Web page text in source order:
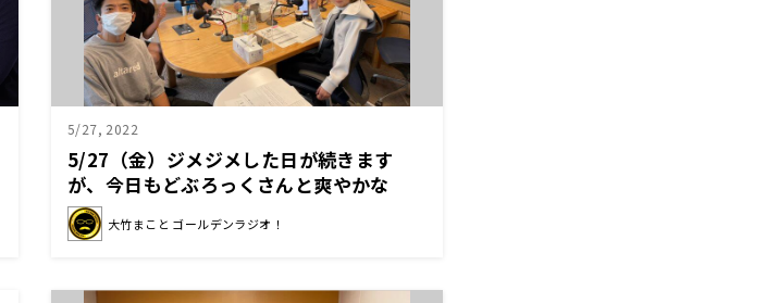
5/27, 2022
5/27（金）ジメジメした日が続きます
が、今日もどぶろっくさんと爽やかな
（？）放送をお届け‼
大竹まこと ゴールデンラジオ！